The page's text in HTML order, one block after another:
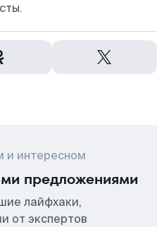
и интересном
предложениями
лайфхаки,
от экспертов